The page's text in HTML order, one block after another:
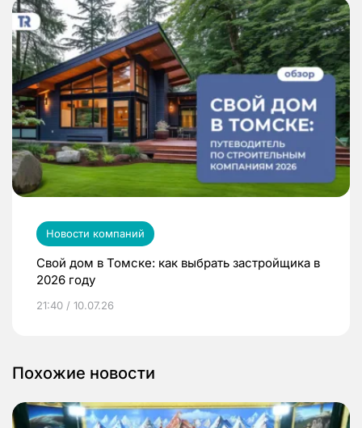
Новости компаний
Свой дом в Томске: как выбрать застройщика в
2026 году
21:40 / 10.07.26
Похожие новости